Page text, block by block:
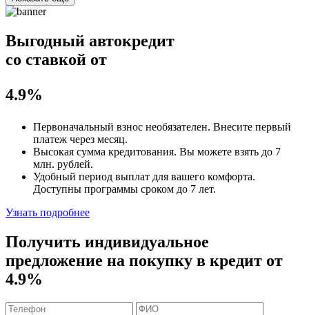
Выгодный автокредит
со ставкой от
4.9%
Первоначальный взнос необязателен. Внесите первый
платеж через месяц.
Высокая сумма кредитования. Вы можете взять до 7
млн. рублей.
Удобный период выплат для вашего комфорта.
Доступны программы сроком до 7 лет.
Узнать подробнее
Получить индивидуальное
предложение на покупку в кредит от
4.9%